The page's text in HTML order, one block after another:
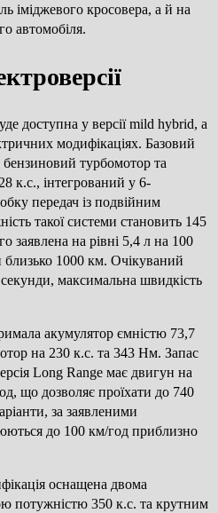
іміджевого кросовера, а й на
автомобіля.
доступна у версії mild hybrid, а
модифікаціях. Базовий
турбомотор та
к.с., інтегрований у 6-
передач із подвійним
такої системи становить 145
заявлена на рівні 5,4 л на 100
близько 1000 км. Очікуваний
максимальна швидкість
акумулятор ємністю 73,7
на 230 к.с. та 343 Нм. Запас
Long Range має двигун на
що дозволяє проїхати до 740
за заявленими
до 100 км/год приблизно
оснащена двома
потужністю 350 к.с. та крутним